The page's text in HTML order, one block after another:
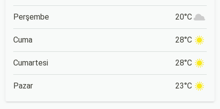
Perşembe 20°C
Cuma 28°C
Cumartesi 28°C
Pazar 23°C